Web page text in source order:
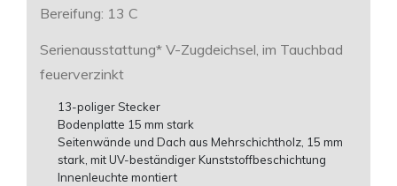
Bereifung: 13 C
Serienausstattung* V-Zugdeichsel, im Tauchbad
feuerverzinkt
13-poliger Stecker
Bodenplatte 15 mm stark
Seitenwände und Dach aus Mehrschichtholz, 15 mm
stark, mit UV-beständiger Kunststoffbeschichtung
Innenleuchte montiert